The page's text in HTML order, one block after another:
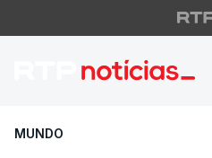
Peditório
MUNDO